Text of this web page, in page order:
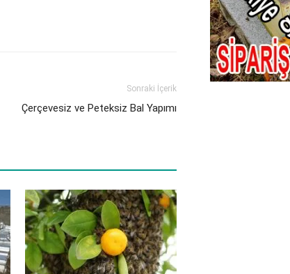
Sonraki İçerik
Çerçevesiz ve Peteksiz Bal Yapımı